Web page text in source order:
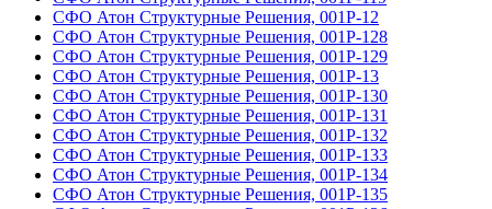
СФО Атон Структурные Решения, 001Р-12
СФО Атон Структурные Решения, 001Р-128
СФО Атон Структурные Решения, 001Р-129
СФО Атон Структурные Решения, 001Р-13
СФО Атон Структурные Решения, 001Р-130
СФО Атон Структурные Решения, 001Р-131
СФО Атон Структурные Решения, 001Р-132
СФО Атон Структурные Решения, 001Р-133
СФО Атон Структурные Решения, 001Р-134
СФО Атон Структурные Решения, 001Р-135